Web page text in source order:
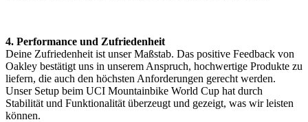
4. Performance und Zufriedenheit
Deine Zufriedenheit ist unser Maßstab. Das positive Feedback von
Oakley bestätigt uns in unserem Anspruch, hochwertige Produkte zu
liefern, die auch den höchsten Anforderungen gerecht werden.
Unser Setup beim UCI Mountainbike World Cup hat durch
Stabilität und Funktionalität überzeugt und gezeigt, was wir leisten
können.